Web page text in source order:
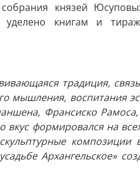
князей
уделено книгам и
традиция,
мышления, воспитания
Франсиско
формировался на
Архангельское»